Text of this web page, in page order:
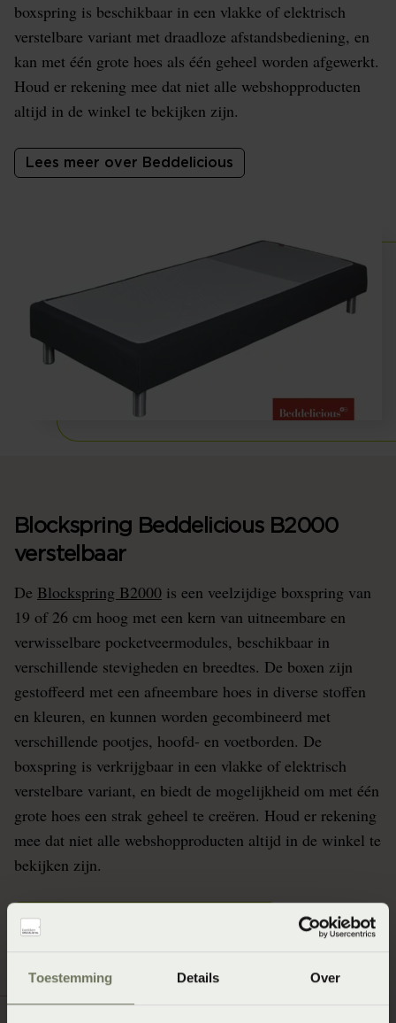
Toestemming Details Over
boxspring is beschikbaar in een vlakke of elektrisch
verstelbare variant met draadloze afstandsbediening, en
kan met één grote hoes als één geheel worden afgewerkt.
Houd er rekening mee dat niet alle webshopproducten
altijd in de winkel te bekijken zijn.
Lees meer over Beddelicious
Blockspring Beddelicious B2000
verstelbaar
De Blockspring B2000 is een veelzijdige boxspring van
19 of 26 cm hoog met een kern van uitneembare en
verwisselbare pocketveermodules, beschikbaar in
verschillende stevigheden en breedtes. De boxen zijn
gestoffeerd met een afneembare hoes in diverse stoffen
en kleuren, en kunnen worden gecombineerd met
verschillende pootjes, hoofd- en voetborden. De
boxspring is verkrijgbaar in een vlakke of elektrisch
verstelbare variant, en biedt de mogelijkheid om met één
grote hoes een strak geheel te creëren. Houd er rekening
mee dat niet alle webshopproducten altijd in de winkel te
bekijken zijn.
Stel je matras samen in de winkel